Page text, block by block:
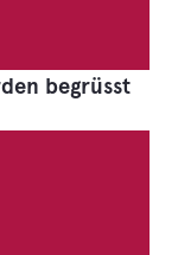
begrüsst